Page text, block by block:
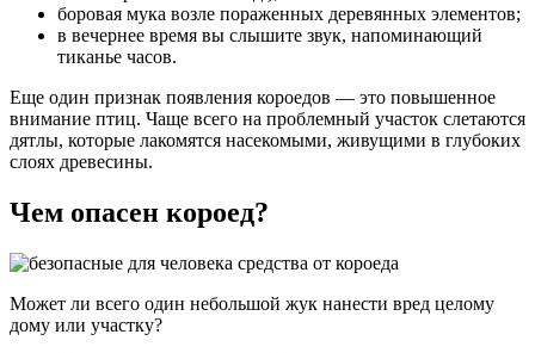
боровая мука возле пораженных деревянных элементов;
в вечернее время вы слышите звук, напоминающий
тиканье часов.
Еще один признак появления короедов — это повышенное
внимание птиц. Чаще всего на проблемный участок слетаются
дятлы, которые лакомятся насекомыми, живущими в глубоких
слоях древесины.
Чем опасен короед?
Может ли всего один небольшой жук нанести вред целому
дому или участку?